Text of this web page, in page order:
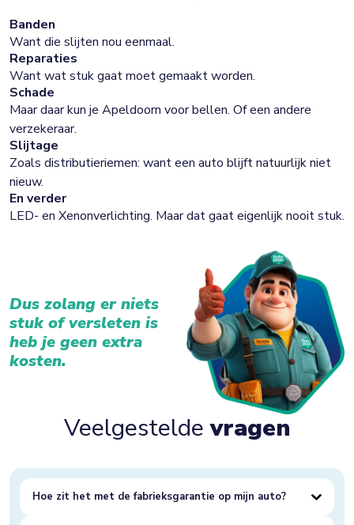
Banden
Want die slijten nou eenmaal.
Reparaties
Want wat stuk gaat moet gemaakt worden.
Schade
Maar daar kun je Apeldoorn voor bellen. Of een andere
verzekeraar.
Slijtage
Zoals distributieriemen: want een auto blijft natuurlijk niet
nieuw.
En verder
LED- en Xenonverlichting. Maar dat gaat eigenlijk nooit stuk.
Dus zolang er niets
stuk of versleten is
heb je geen extra
kosten.
Veelgesteldevragen
Hoe zit het met de fabrieksgarantie op mijn auto?